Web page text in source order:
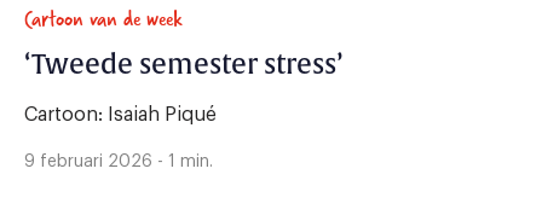
Cartoon van de week
‘Tweede semester stress’
Cartoon: Isaiah Piqué
9 februari 2026 - 1 min.